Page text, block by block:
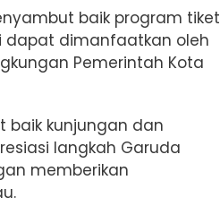
baik program tiket
dapat dimanfaatkan oleh
Pemerintah Kota
baik kunjungan dan
langkah Garuda
memberikan